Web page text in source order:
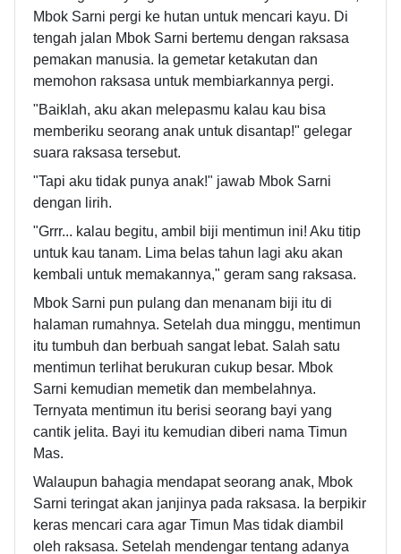
Mbok Sarni pergi ke hutan untuk mencari kayu. Di
tengah jalan Mbok Sarni bertemu dengan raksasa
pemakan manusia. Ia gemetar ketakutan dan
memohon raksasa untuk membiarkannya pergi.
"Baiklah, aku akan melepasmu kalau kau bisa
memberiku seorang anak untuk disantap!" gelegar
suara raksasa tersebut.
"Tapi aku tidak punya anak!" jawab Mbok Sarni
dengan lirih.
"Grrr... kalau begitu, ambil biji mentimun ini! Aku titip
untuk kau tanam. Lima belas tahun lagi aku akan
kembali untuk memakannya," geram sang raksasa.
Mbok Sarni pun pulang dan menanam biji itu di
halaman rumahnya. Setelah dua minggu, mentimun
itu tumbuh dan berbuah sangat lebat. Salah satu
mentimun terlihat berukuran cukup besar. Mbok
Sarni kemudian memetik dan membelahnya.
Ternyata mentimun itu berisi seorang bayi yang
cantik jelita. Bayi itu kemudian diberi nama Timun
Mas.
Walaupun bahagia mendapat seorang anak, Mbok
Sarni teringat akan janjinya pada raksasa. Ia berpikir
keras mencari cara agar Timun Mas tidak diambil
oleh raksasa. Setelah mendengar tentang adanya